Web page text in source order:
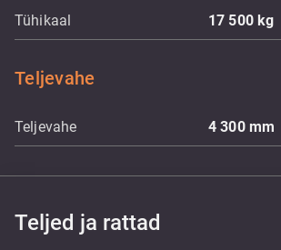
Tühikaal 17 500kg
Teljevahe
Teljevahe 4 300 mm
Teljed ja rattad